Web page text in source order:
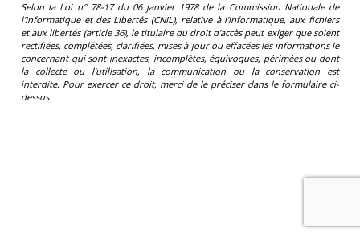
Selon la Loi n° 78-17 du 06 janvier 1978 de la Commission Nationale de
l'Informatique et des Libertés (CNIL), relative à l'informatique, aux fichiers
et aux libertés (article 36), le titulaire du droit d'accès peut exiger que soient
rectifiées, complétées, clarifiées, mises à jour ou effacées les informations le
concernant qui sont inexactes, incomplètes, équivoques, périmées ou dont
la collecte ou l'utilisation, la communication ou la conservation est
interdite. Pour exercer ce droit, merci de le préciser dans le formulaire ci-
dessus.